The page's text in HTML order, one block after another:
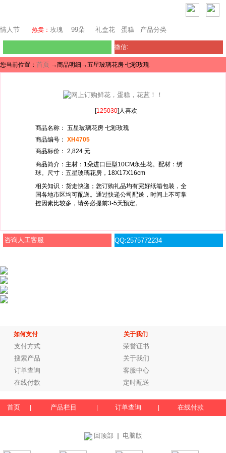
情人节 热卖： 玫瑰 99朵 礼盒花 蛋糕 产品分类
微信:
您当前位置： 首页 →商品明细→五星玻璃花房 七彩玫瑰
[125030]人喜欢
商品名称： 五星玻璃花房 七彩玫瑰
商品编号： XH4705
商品标价： 2,824 元
商品简介：主材：1朵进口巨型10CM永生花。配材：绣
球。尺寸：五星玻璃花房，18X17X16cm
相关知识：货走快递；您订购礼品均有完好纸箱包装，全
国各地市区均可配送。通过快递公司配送，时间上不可掌
控因素比较多，请务必提前3-5天预定。
咨询人工客服 QQ:2575772234
如何支付 关于我们
支付方式
荣誉证书
搜索产品
关于我们
订单查询
客服中心
在线付款
定时配送
首页 产品栏目 订单查询 在线付款
回顶部 电脑版